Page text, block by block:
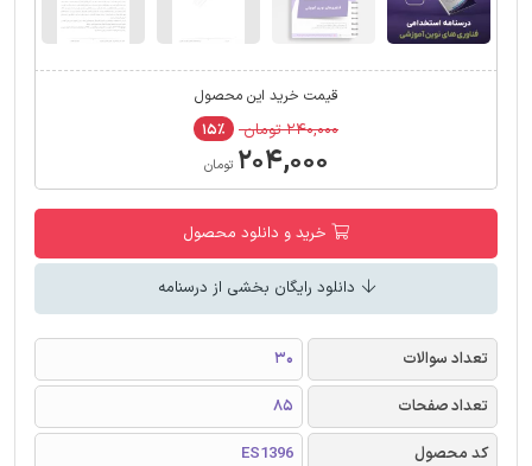
قیمت خرید این محصول
۲۴۰,۰۰۰ تومان ۱۵٪
۲۰۴,۰۰۰ تومان
خرید و دانلود محصول
دانلود رایگان بخشی از درسنامه
تعداد سوالات
30
تعداد صفحات
85
کد محصول
ES1396